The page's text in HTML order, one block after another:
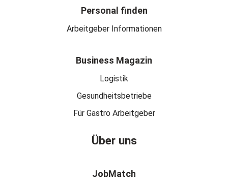
Personal finden
Arbeitgeber Informationen
Business Magazin
Logistik
Gesundheitsbetriebe
Für Gastro Arbeitgeber
Über uns
JobMatch